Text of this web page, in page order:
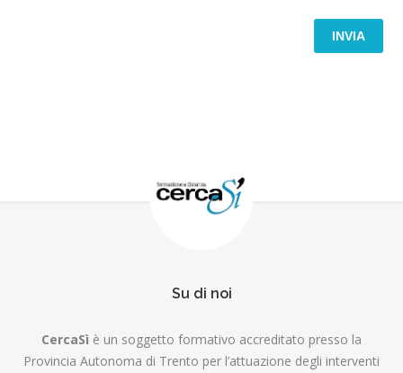
Su di noi
CercaSì è un soggetto formativo accreditato presso la
Provincia Autonoma di Trento per l’attuazione degli interventi